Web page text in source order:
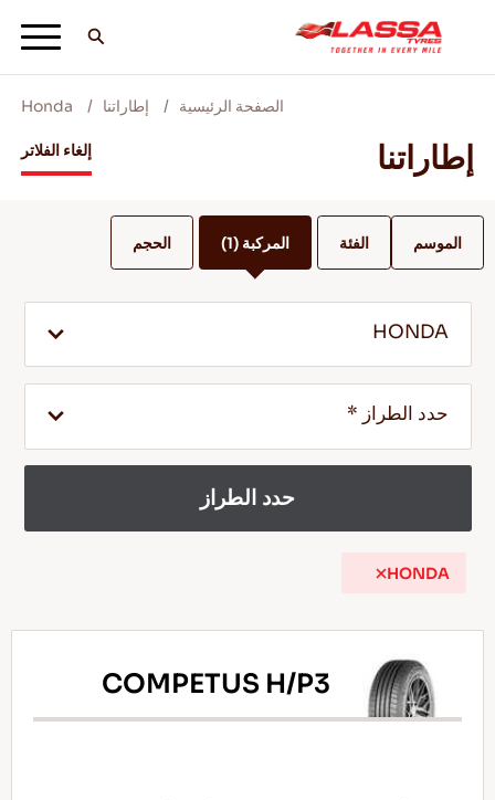
المدونات ومقاطع الفيديو
نصائح للقيادة في الثلج
الصفحة الرئيسية إطاراتنا Honda
إطاراتنا إلغاء الفلاتر
الموسم الفئة المركبة (1) الحجم
HONDA
حدد الطراز *
حدد الطراز
HONDA
COMPETUS H/P3